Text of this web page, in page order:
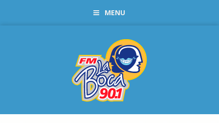
MENU